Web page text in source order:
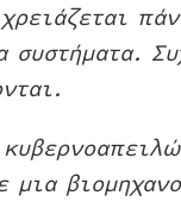
συστήματα.
μια